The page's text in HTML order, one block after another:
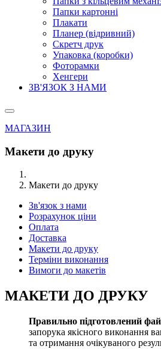
Папки картонні
Плакати
Планер (відривний)
Скретч друк
Упаковка (коробки)
Фоторамки
Хенгери
ЗВ'ЯЗОК З НАМИ
МАГАЗИН
Макети до друку
Макети до друку
Зв'язок з нами
Розрахунок ціни
Оплата
Доставка
Макети до друку
Терміни виконання
Вимоги до макетів
МАКЕТИ ДО ДРУКУ
Правильно підготовлений
запорука якісного виконання
та отримання очікуваного